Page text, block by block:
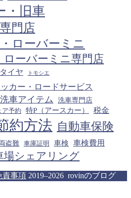
・旧車
門店
ローバーミニ
ーバーミニ専門店
タイヤ トモシエ
カー・ロードサービス
洗車アイテム
洗車専門店
ア予約 特P（アースカー） 税金
約方法 自動車保険
盗難 車庫証明 車検 車検費用
場シェアリング
責事項 2019–2026 rovinのブログ